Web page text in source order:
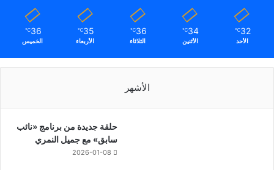
32
℃
الأحد
34
℃
الأثنين
36
℃
الثلاثاء
35
℃
الأربعاء
36
℃
الخميس
الأشهر
حلقة جديدة من برنامج «نائب
سابق» مع جميل النمري
2026-01-08